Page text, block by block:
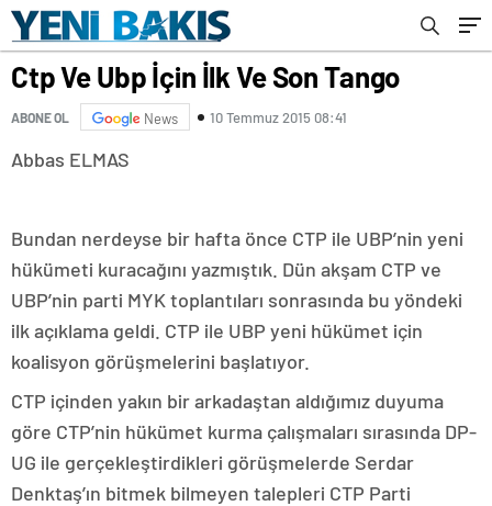
Ctp Ve Ubp İçin İlk Ve Son Tango
ABONE OL News 10 Temmuz 2015 08:41
Abbas ELMAS
Bundan nerdeyse bir hafta önce CTP ile UBP’nin yeni
hükümeti kuracağını yazmıştık. Dün akşam CTP ve
UBP’nin parti MYK toplantıları sonrasında bu yöndeki
ilk açıklama geldi. CTP ile UBP yeni hükümet için
koalisyon görüşmelerini başlatıyor.
CTP içinden yakın bir arkadaştan aldığımız duyuma
göre CTP’nin hükümet kurma çalışmaları sırasında DP-
UG ile gerçekleştirdikleri görüşmelerde Serdar
Denktaş’ın bitmek bilmeyen talepleri CTP Parti